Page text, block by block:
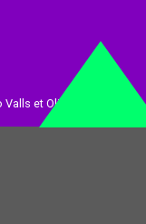
et Olivier Loynet